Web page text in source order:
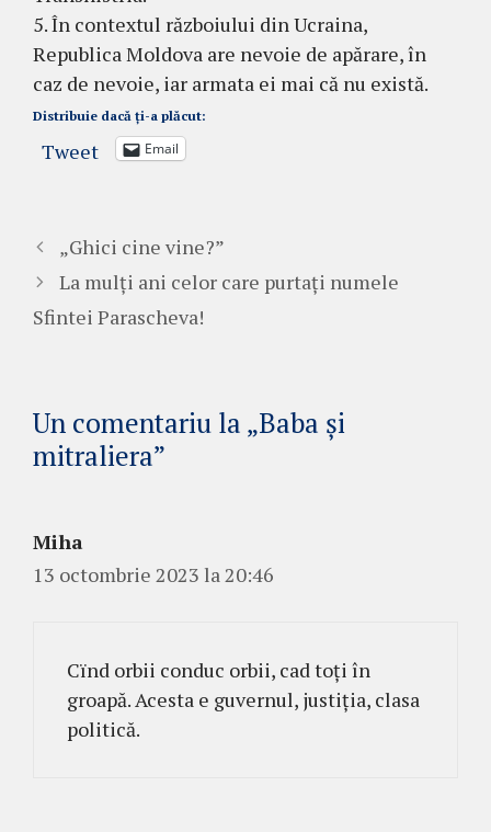
5. În contextul războiului din Ucraina,
Republica Moldova are nevoie de apărare, în
caz de nevoie, iar armata ei mai că nu există.
Distribuie dacă ți-a plăcut:
Tweet Email
„Ghici cine vine?”
La mulți ani celor care purtați numele
Sfintei Parascheva!
Un comentariu la „Baba și
mitraliera”
Miha
13 octombrie 2023 la 20:46
Cïnd orbii conduc orbii, cad toţi în
groapă. Acesta e guvernul, justiţia, clasa
politică.